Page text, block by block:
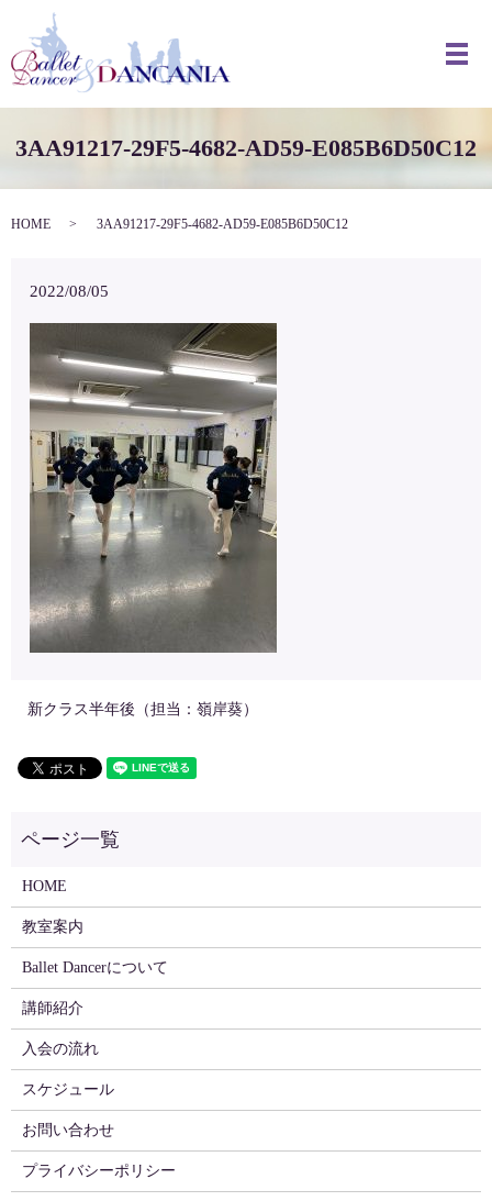
メ
3AA91217-29F5-4682-AD59-E085B6D50C12
HOME 3AA91217-29F5-4682-AD59-E085B6D50C12
2022/08/05
新クラス半年後（担当：嶺岸葵）
HOME
教室案内
Ballet Dancerについて
講師紹介
入会の流れ
スケジュール
お問い合わせ
プライバシーポリシー